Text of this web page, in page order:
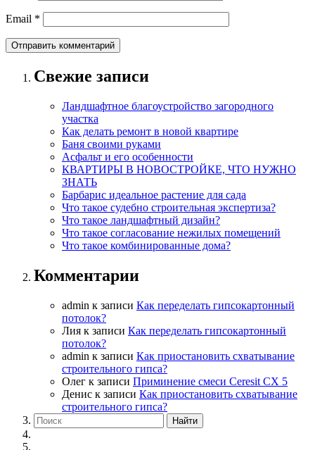
Email *
Свежие записи
Ландшафтное благоустройство загородного
участка
Как делать ремонт в новой квартире
Баня своими руками
Асфальт и его особенности
КВАРТИРЫ В НОВОСТРОЙКЕ, ЧТО НУЖНО
ЗНАТЬ
Барбарис идеальное растение для сада
Что такое судебно строительная экспертиза?
Что такое ландшафтный дизайн?
Что такое согласование нежилых помещений
Что такое комбинированные дома?
Комментарии
admin к записи Как переделать гипсокартонный
потолок?
Лия к записи Как переделать гипсокартонный
потолок?
admin к записи Как приостановить схватывание
строительного гипса?
Олег к записи Приминение смеси Ceresit СХ 5
Денис к записи Как приостановить схватывание
строительного гипса?